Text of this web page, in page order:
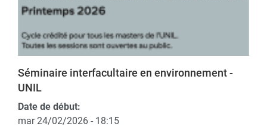
Séminaire interfacultaire en environnement -
UNIL
Date de début:
mar 24/02/2026 - 18:15